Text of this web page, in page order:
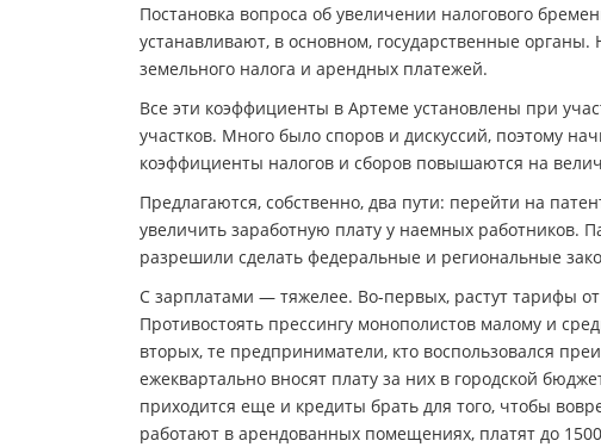
Постановка вопроса об увеличении налогового
устанавливают, в основном, государственные
земельного налога и арендных платежей.
Все эти коэффициенты в Артеме установлены при
участков. Много было споров и дискуссий, поэтому
коэффициенты налогов и сборов повышаются на
Предлагаются, собственно, два пути: перейти на
увеличить заработную плату у наемных работников.
разрешили сделать федеральные и региональные
С зарплатами — тяжелее. Во-первых, растут тарифы
Противостоять прессингу монополистов малому и
вторых, те предприниматели, кто воспользовался
ежеквартально вносят плату за них в городской
приходится еще и кредиты брать для того, чтобы
работают в арендованных помещениях, платят до